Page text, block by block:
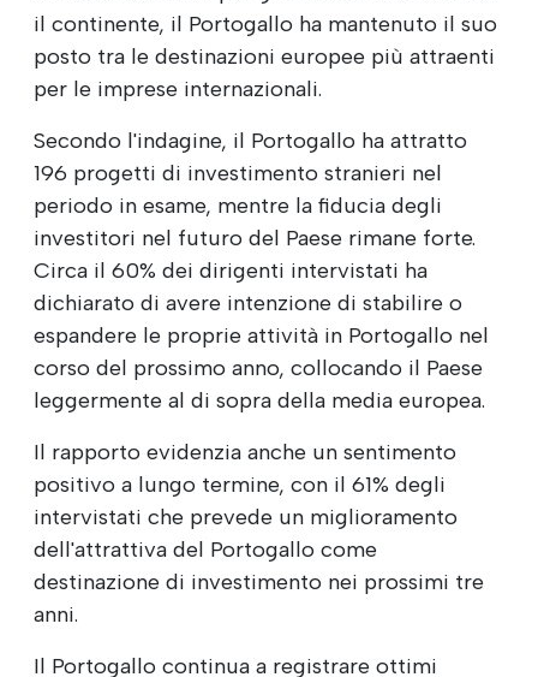
il continente, il Portogallo ha mantenuto il suo
posto tra le destinazioni europee più attraenti
per le imprese internazionali.
Secondo l'indagine, il Portogallo ha attratto
196 progetti di investimento stranieri nel
periodo in esame, mentre la fiducia degli
investitori nel futuro del Paese rimane forte.
Circa il 60% dei dirigenti intervistati ha
dichiarato di avere intenzione di stabilire o
espandere le proprie attività in Portogallo nel
corso del prossimo anno, collocando il Paese
leggermente al di sopra della media europea.
Il rapporto evidenzia anche un sentimento
positivo a lungo termine, con il 61% degli
intervistati che prevede un miglioramento
dell'attrattiva del Portogallo come
destinazione di investimento nei prossimi tre
anni.
Il Portogallo continua a registrare ottimi